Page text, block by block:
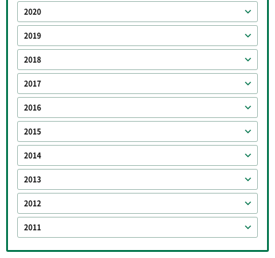
2020
2019
2018
2017
2016
2015
2014
2013
2012
2011